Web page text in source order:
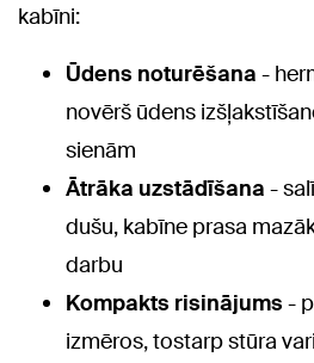
kabīni:
Ūdens noturēšana -
novērš ūdens
sienām
Ātrāka uzstādīšana -
dušu, kabīne prasa
darbu
Kompakts risinājums -
izmēros, tostarp stūra